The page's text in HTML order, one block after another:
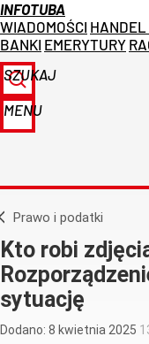
INFOTUBA
WIADOMOŚCI HANDEL
BANKI EMERYTURY
SZUKAJ
MENU
Prawo i podatki
Kto robi
sytuację
Dodano: 8 kwietnia 2025